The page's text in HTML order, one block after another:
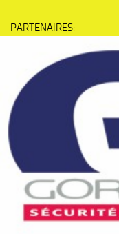
PARTENAIRES: